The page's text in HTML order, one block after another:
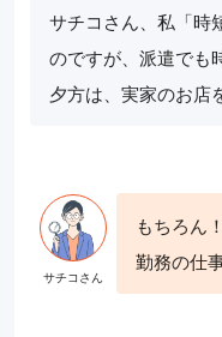
サチコさん、私「時
のですが、派遣でも
夕方は、実家のお店
もちろん
勤務の仕